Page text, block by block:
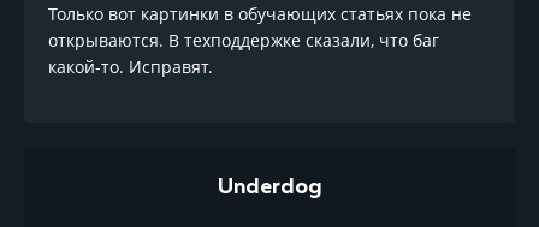
Только вот картинки в обучающих статьях пока не
открываются. В техподдержке сказали, что баг
какой-то. Исправят.
Underdog